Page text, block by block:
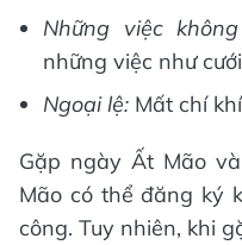
Những việc
những việc như
Ngoại lệ: Mất chí
Gặp ngày Ất Mão
Mão có thể đăng ký
công. Tuy nhiên, khi